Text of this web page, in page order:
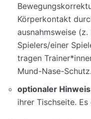
Körperkontakt
ausnahmsweise
Spielers/einer
tragen
Mund-Nase-Schutz.
optionaler Hinweis
ihrer Tischseite.